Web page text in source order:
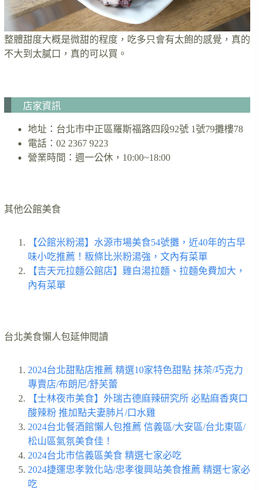
整體甜度大概是微甜的程度，吃多只會有太飽的感覺，真的
不大到太膩口，真的可以買。
店家資訊
地址：台北市中正區羅斯福路四段92號 1號79攤樓78
電話：02 2367 9223
營業時間：週一公休，10:00~18:00
其他公館美食
【公館米粉湯】水源市場美食54號攤，近40年的古早
味小吃推薦！粄條比米粉湯強，文內有菜單
【吉天元拉麵公館店】雞白湯拉麵、拉麵免費加大，
內有菜單
台北美食懶人包延伸閱讀
2024台北甜點店推薦 精選10家特色甜點 抹茶/巧克力
專賣店/布朗尼/舒芙蕾
【士林夜市美食】外瑞古德麻辣研究所 必點麻香爽口
酸辣粉 推加點夫妻肺片/口水雞
2024台北餐酒館懶人包推薦 信義區/大安區/台北東區/
松山區氣氛美食佳！
2024台北市信義區美食 精選七家必吃
2024捷運忠孝敦化站/忠孝復興站美食推薦 精選七家必
吃